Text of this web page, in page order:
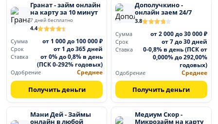
Гранат - займ онлайн
на карту за 10 минут
7 дней бесплатно
4.4
Сумма
от 1 000 до 100 000 ₽
Срок от 1 до 365 дней
Ставка
от 0% до 0,8% в день
(ПСК 0-292% годовых)
Одобрение Среднее
Получить деньги
Дополучкино -
онлайн заем 24/7
3.8
Сумма
от 2 000 до 30 000 ₽
Срок от 7 до 30 дней
Ставка
0-0,8% в день (ПСК от
0,000% до 292,00%
годовых)
Одобрение Среднее
Получить деньги
Мани Дей - Займы
онлайн в любой
Медиум Скор -
Микрозайм на карту